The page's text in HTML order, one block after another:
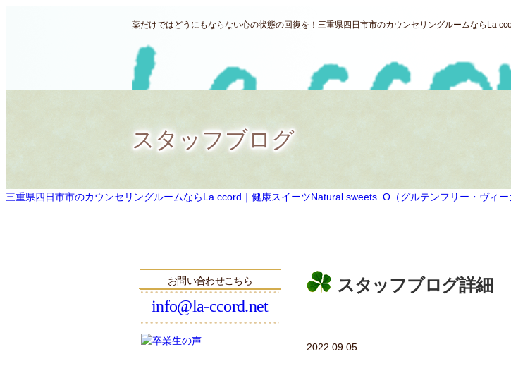
薬だけではどうにもならない心の状態の回復を！三重県四日市市のカウンセリングルームならLa
スタッフブログ
三重県四日市市のカウンセリングルームならLa ccord｜健康スイーツNatural sweets .O（グルテンフリー・ヴィ
スタッフブログ詳細
2022.09.05
お問い合わせこちら
info@la-ccord.net